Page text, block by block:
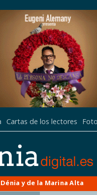
Cartas de los lectores
y de la Marina Alta